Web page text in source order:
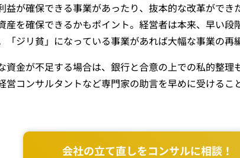
益が確保できる事業があったり、抜本的な改革ができ
産を確保できるかもポイント。経営者は本来、早い段
「ジリ貧」になっている事業があれば大幅な事業の再
資金が不足する場合は、銀行と合意の上での私的整理
営コンサルタントなど専門家の助言を早めに受けるこ
会社の立て直しをコンサルに相談！